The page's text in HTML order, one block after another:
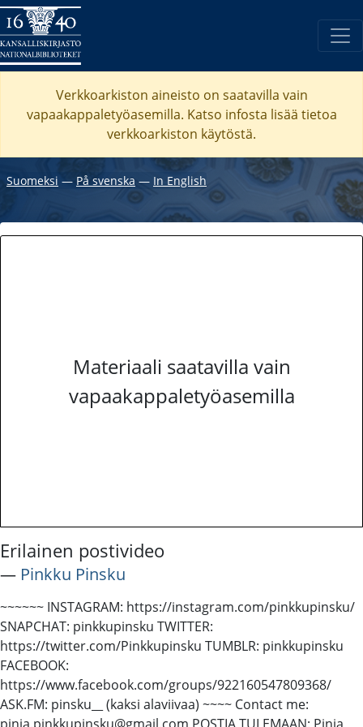
Verkkoarkiston aineisto on saatavilla vain
vapaakappaletyöasemilla. Katso infosta lisää tietoa
verkkoarkiston käytöstä.
Suomeksi ― På svenska ― In English
Materiaali saatavilla vain
vapaakappaletyöasemilla
Erilainen postivideo
― Pinkku Pinsku
~~~~~~ INSTAGRAM: https://instagram.com/pinkkupinsku/
SNAPCHAT: pinkkupinsku TWITTER:
https://twitter.com/Pinkkupinsku TUMBLR: pinkkupinsku
FACEBOOK:
https://www.facebook.com/groups/922160547809368/
ASK.FM: pinsku__ (kaksi alaviivaa) ~~~~ Contact me: